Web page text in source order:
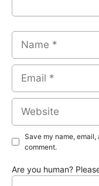
Name
Email
Website
Save my name,
comment.
Are you human?